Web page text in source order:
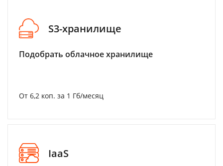
S3-хранилище
Подобрать облачное хранилище
От 6,2 коп. за 1 Гб/месяц
IaaS